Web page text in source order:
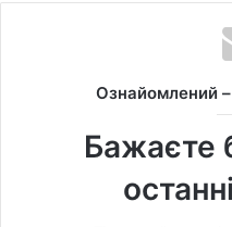
Ознайомлений
Бажаєте